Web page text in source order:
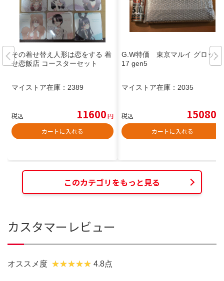
その着せ替え人形は恋をする 着
せ恋飯店 コースターセット
マイストア在庫： 2389
税込 11600円
カートに入れる
G.W特価 東京マルイ グロック
17 gen5
マイストア在庫： 2035
税込 15080
カートに入れる
このカテゴリをもっと見る
カスタマーレビュー
オススメ度 4.8点